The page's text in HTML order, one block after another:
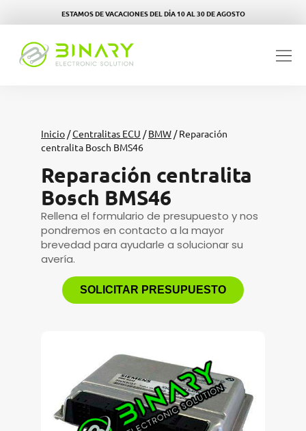
ESTAMOS DE VACACIONES DEL DÍA 10 AL 30 DE AGOSTO
Inicio /Centralitas ECU /BMW / Reparación
centralita Bosch BMS46
Reparación centralita
Bosch BMS46
Rellena el formulario de presupuesto y nos
pondremos en contacto a la mayor
brevedad para ayudarle a solucionar su
avería.
SOLICITAR PRESUPUESTO